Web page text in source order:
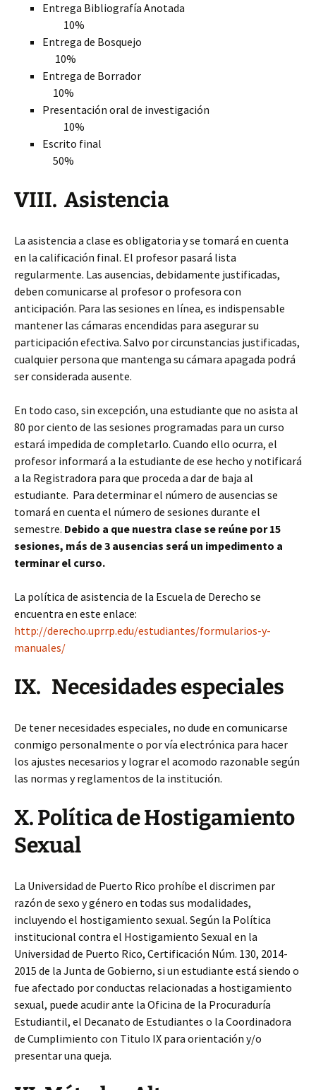
Entrega Bibliografía Anotada
10%
Entrega de Bosquejo
10%
Entrega de Borrador
10%
Presentación oral de investigación
10%
Escrito final
50%
VIII. Asistencia
La asistencia a clase es obligatoria y se tomará en cuenta
en la calificación final. El profesor pasará lista
regularmente. Las ausencias, debidamente justificadas,
deben comunicarse al profesor o profesora con
anticipación. Para las sesiones en línea, es indispensable
mantener las cámaras encendidas para asegurar su
participación efectiva. Salvo por circunstancias justificadas,
cualquier persona que mantenga su cámara apagada podrá
ser considerada ausente.
En todo caso, sin excepción, una estudiante que no asista al
80 por ciento de las sesiones programadas para un curso
estará impedida de completarlo. Cuando ello ocurra, el
profesor informará a la estudiante de ese hecho y notificará
a la Registradora para que proceda a dar de baja al
estudiante. Para determinar el número de ausencias se
tomará en cuenta el número de sesiones durante el
semestre. Debido a que nuestra clase se reúne por 15
sesiones, más de 3 ausencias será un impedimento a
terminar el curso.
La política de asistencia de la Escuela de Derecho se
encuentra en este enlace:
http://derecho.uprrp.edu/estudiantes/formularios-y-
manuales/
IX. Necesidades especiales
De tener necesidades especiales, no dude en comunicarse
conmigo personalmente o por vía electrónica para hacer
los ajustes necesarios y lograr el acomodo razonable según
las normas y reglamentos de la institución.
X. Política de Hostigamiento
Sexual
La Universidad de Puerto Rico prohíbe el discrimen par
razón de sexo y género en todas sus modalidades,
incluyendo el hostigamiento sexual. Según la Política
institucional contra el Hostigamiento Sexual en la
Universidad de Puerto Rico, Certificación Núm. 130, 2014-
2015 de la Junta de Gobierno, si un estudiante está siendo o
fue afectado por conductas relacionadas a hostigamiento
sexual, puede acudir ante la Oficina de la Procuraduría
Estudiantil, el Decanato de Estudiantes o la Coordinadora
de Cumplimiento con Titulo IX para orientación y/o
presentar una queja.